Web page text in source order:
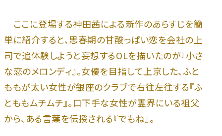
ここに登場する神田茜による新作のあらすじを簡
単に紹介すると、思春期の甘酸っぱい恋を会社の上
司で追体験しようと妄想するOLを描いたのが『小さ
な恋のメロンディ』。女優を目指して上京した、ふと
ももが太い女性が銀座のクラブで右往左往する『ふ
とももムチムチ』。口下手な女性が霊界にいる祖父
から、ある言葉を伝授される『でもね』。